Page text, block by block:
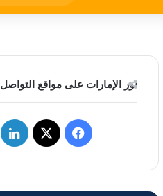
عن
نور الإمارات على مواقع التواصل
ف
س
ل
ن